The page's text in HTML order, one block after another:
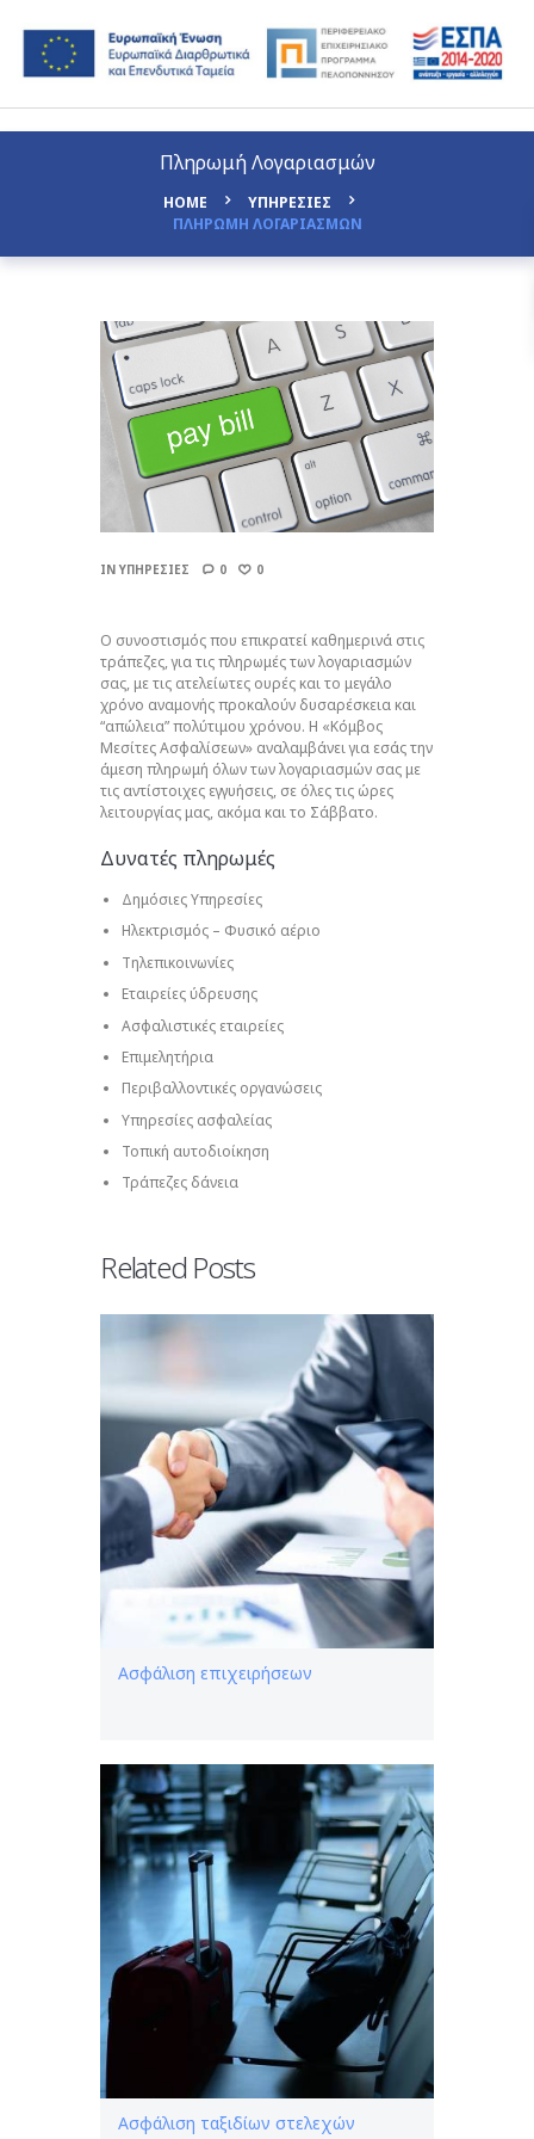
Πληρωμή Λογαριασμών
HOME
ΥΠΗΡΕΣΙΕΣ
ΠΛΗΡΩΜΗ ΛΟΓΑΡΙΑΣΜΩΝ
IN ΥΠΗΡΕΣΙΕΣ 0 0
Ο συνοστισμός που επικρατεί καθημερινά στις
τράπεζες, για τις πληρωμές των λογαριασμών
σας, με τις ατελείωτες ουρές και το μεγάλο
χρόνο αναμονής προκαλούν δυσαρέσκεια και
“απώλεια” πολύτιμου χρόνου. Η «Κόμβος
Μεσίτες Ασφαλίσεων» αναλαμβάνει για εσάς την
άμεση πληρωμή όλων των λογαριασμών σας με
τις αντίστοιχες εγγυήσεις, σε όλες τις ώρες
λειτουργίας μας, ακόμα και το Σάββατο.
Δυνατές πληρωμές
Δημόσιες Υπηρεσίες
Ηλεκτρισμός – Φυσικό αέριο
Τηλεπικοινωνίες
Εταιρείες ύδρευσης
Ασφαλιστικές εταιρείες
Επιμελητήρια
Περιβαλλοντικές οργανώσεις
Υπηρεσίες ασφαλείας
Τοπική αυτοδιοίκηση
Τράπεζες δάνεια
Related Posts
Ασφάλιση επιχειρήσεων
Ασφάλιση ταξιδίων στελεχών